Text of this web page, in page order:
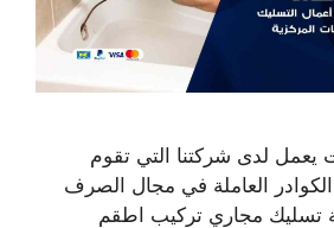
لدى شركتنا التي تقوم
العاملة في مجال الصرف
تسليك مجاري تركيب اطقم